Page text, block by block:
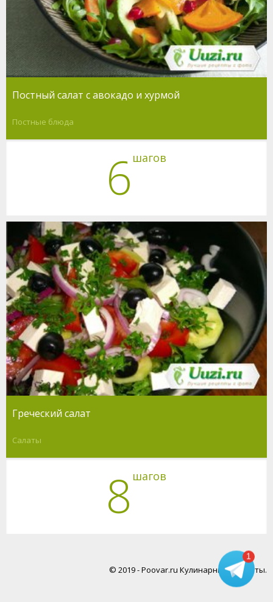
Постный салат с авокадо и хурмой
Постные блюда
6 шагов
Греческий салат
Салаты
8 шагов
© 2019 - Poovar.ru Кулинарные рецепты.
1